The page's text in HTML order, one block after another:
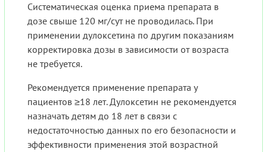
Систематическая оценка приема препарата в
дозе свыше 120 мг/сут не проводилась. При
применении дулоксетина по другим показаниям
корректировка дозы в зависимости от возраста
не требуется.
Рекомендуется применение препарата у
пациентов ≥18 лет. Дулоксетин не рекомендуется
назначать детям до 18 лет в связи с
недостаточностью данных по его безопасности и
эффективности применения этой возрастной